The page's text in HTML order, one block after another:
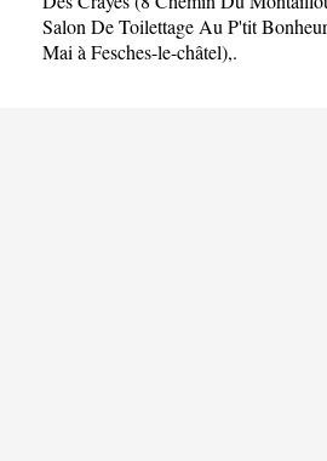
Salon De Toilettage Au P'tit
Mai à Fesches-le-châtel),.